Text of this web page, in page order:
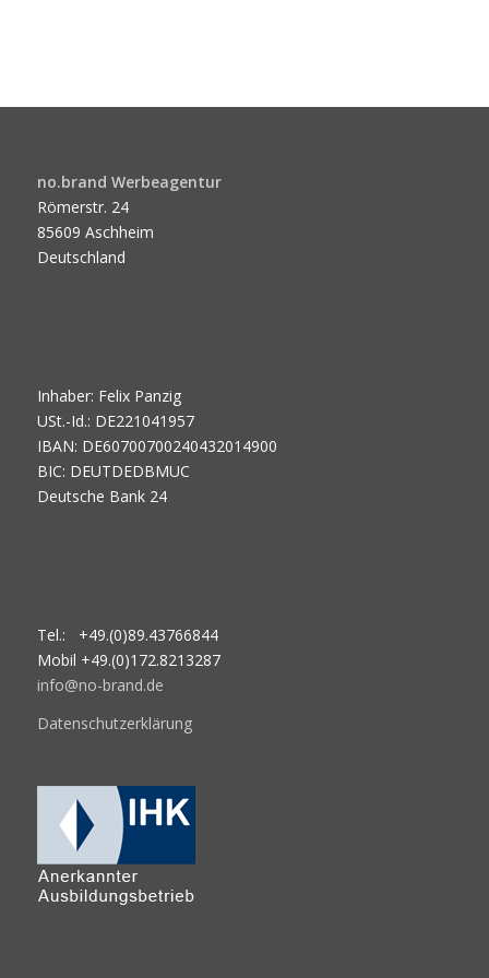
no.brand Werbeagentur
Römerstr. 24
85609 Aschheim
Deutschland
Inhaber: Felix Panzig
USt.-Id.: DE221041957
IBAN: DE60700700240432014900
BIC: DEUTDEDBMUC
Deutsche Bank 24
Tel.: +49.(0)89.43766844
Mobil +49.(0)172.8213287
info@no-brand.de
Datenschutzerklärung